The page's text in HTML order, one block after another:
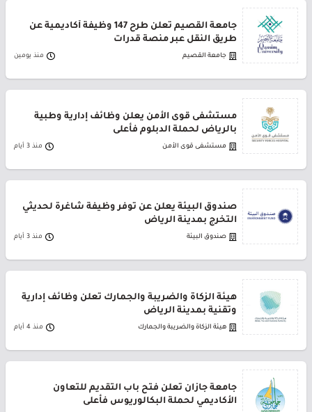
جامعة القصيم تعلن طرح 147 وظيفة أكاديمية عن
طريق النقل عبر منصة قدرات
جامعة القصيم منذ يومين
مستشفى قوى الأمن يعلن وظائف إدارية وطبية
بالرياض لحملة الدبلوم فأعلى
مستشفى قوى الأمن منذ 3 أيام
صندوق البيئة يعلن عن توفر وظيفة شاغرة لحديثي
التخرج بمدينة الرياض
صندوق البيئة منذ 3 أيام
هيئة الزكاة والضريبة والجمارك تعلن وظائف إدارية
وتقنية بمدينة الرياض
هيئة الزكاة والضريبة والجمارك منذ 4 أيام
جامعة جازان تعلن فتح باب التقديم للتعاون
الأكاديمي لحملة البكالوريوس فأعلى